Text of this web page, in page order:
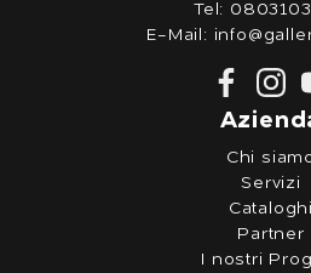
Tel:
E-Mail:
Chi
Servizi
Cataloghi
Partner
I nostri